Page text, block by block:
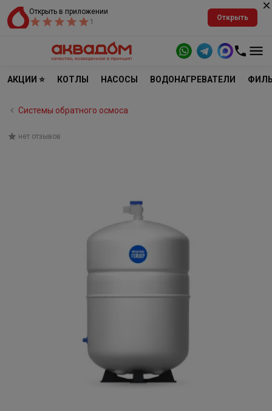
Открыть в приложении
1
Открыть
АКЦИИ ⭐ КОТЛЫ НАСОСЫ ВОДОНАГРЕВАТЕЛИ
Системы обратного осмоса
нет отзывов